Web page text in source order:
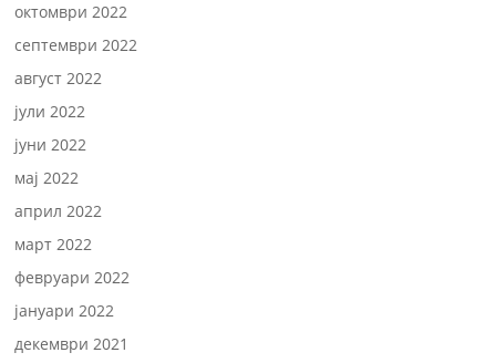
октомври 2022
септември 2022
август 2022
јули 2022
јуни 2022
мај 2022
април 2022
март 2022
февруари 2022
јануари 2022
декември 2021